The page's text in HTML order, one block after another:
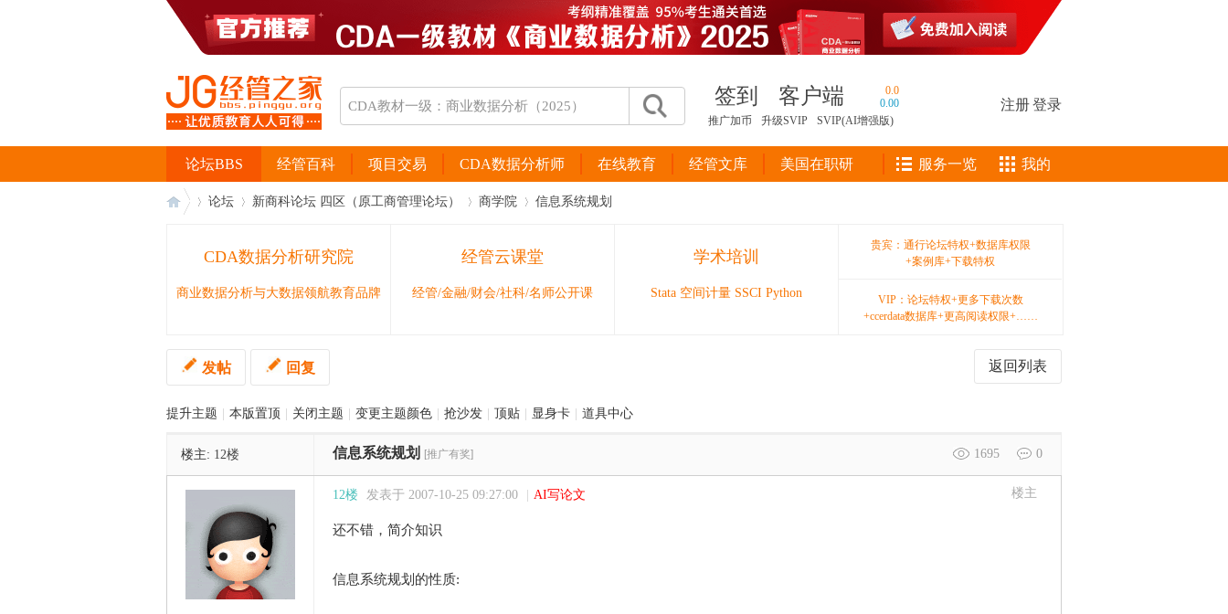
签到 客户端
0.0
0.00
推广加币
升级SVIP SVIP(AI增强版)
注册登录
经管百科 项目交易 CDA数据分析师 在线教育 经管文库 美国在职研
论坛BBS 服务一览 我的
论坛 新商科论坛 四区（原工商管理论坛） 商学院 信息系统规划
CDA数据分析研究院
商业数据分析与大数据领航教育品牌
经管云课堂
经管/金融/财会/社科/名师公开课
学术培训
Stata 空间计量 SSCI Python
贵宾：通行论坛特权+数据库权限
+案例库+下载特权
VIP：论坛特权+更多下载次数
+ccerdata数据库+更高阅读权限+……
返回列表
发帖 回复
提升主题 本版置顶 关闭主题 变更主题颜色 抢沙发 顶贴 显身卡 道具中心
楼主: 12楼 1695 0
信息系统规划 [推广有奖]
楼主
12楼 发表于 2007-10-25 09:27:00 AI写论文
还不错，简介知识
信息系统规划的性质: